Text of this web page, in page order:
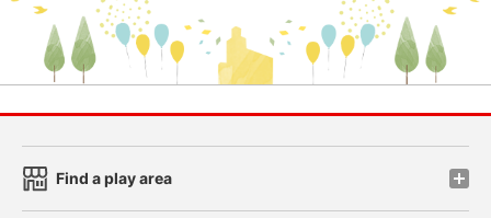
Find a play area